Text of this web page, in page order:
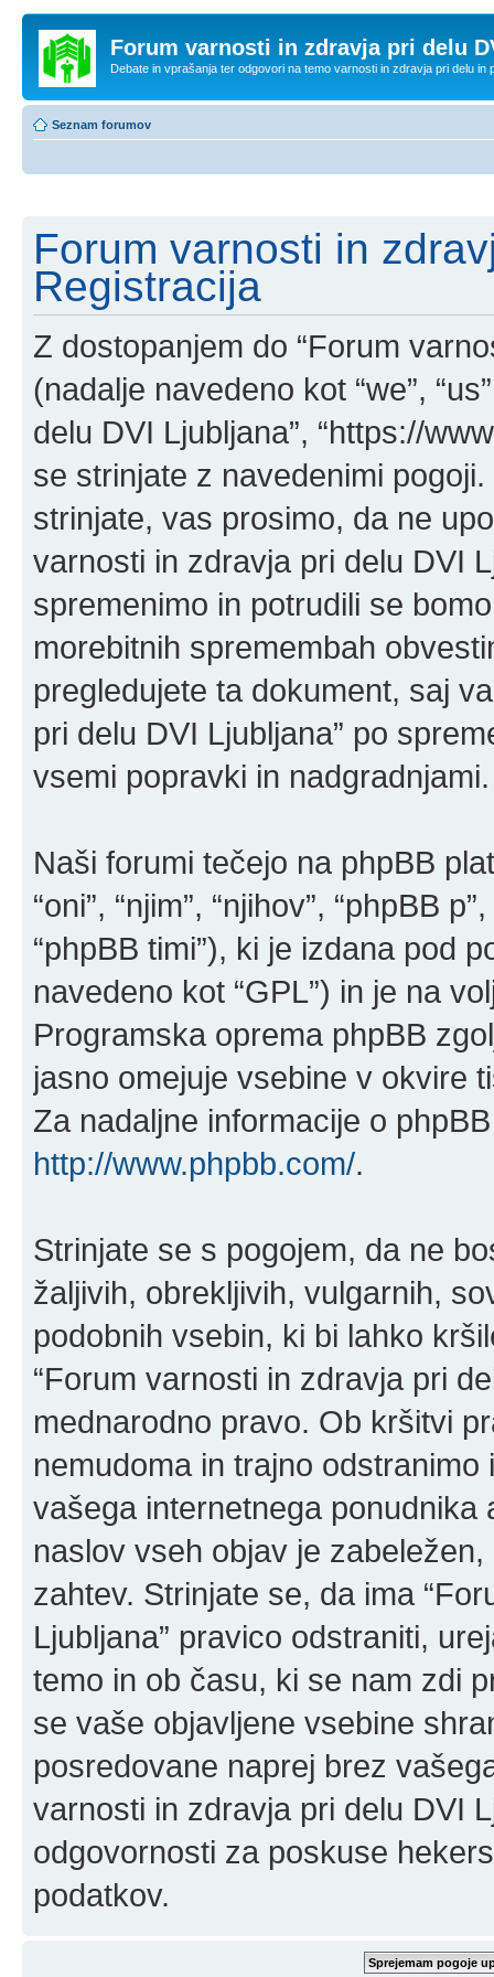
Forum varnosti in zdravja pri delu
Debate in vprašanja ter odgovori na temo varnosti in zdravja pri delu in
Seznam forumov
Forum varnosti in
Registracija
Z dostopanjem do “Forum
(nadalje navedeno kot “we”,
delu DVI Ljubljana”, “https://
se strinjate z navedenimi
strinjate, vas prosimo, da ne
varnosti in zdravja pri delu DVI
spremenimo in potrudili se
morebitnih spremembah
pregledujete ta dokument, saj
pri delu DVI Ljubljana” po
vsemi popravki in nadgradnjami.
Naši forumi tečejo na phpBB
“oni”, “njim”, “njihov”, “phpBB
“phpBB timi”), ki je izdana pod
navedeno kot “GPL”) in je na
Programska oprema phpBB
jasno omejuje vsebine v okvire
Za nadaljne informacije o
http://www.phpbb.com/.
Strinjate se s pogojem, da ne
žaljivih, obrekljivih, vulgarnih,
podobnih vsebin, ki bi lahko
“Forum varnosti in zdravja pri
mednarodno pravo. Ob kršitvi
nemudoma in trajno
vašega internetnega ponudnika
naslov vseh objav je
zahtev. Strinjate se, da ima
Ljubljana” pravico odstraniti,
temo in ob času, ki se nam zdi
se vaše objavljene vsebine
posredovane naprej brez
varnosti in zdravja pri delu DVI
odgovornosti za poskuse
podatkov.